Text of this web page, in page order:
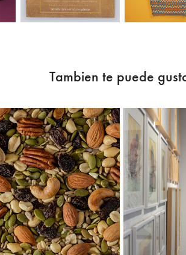
Tambien te puede
Mix de nueces